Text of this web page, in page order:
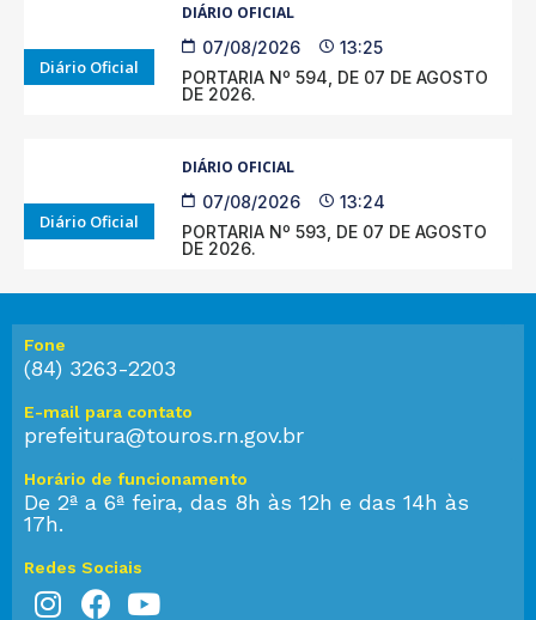
Diário Oficial
DIÁRIO OFICIAL
07/08/2026
13:25
PORTARIA Nº 594, DE 07 DE AGOSTO
DE 2026.
Diário Oficial
DIÁRIO OFICIAL
07/08/2026
13:24
PORTARIA Nº 593, DE 07 DE AGOSTO
DE 2026.
Fone
(84) 3263-2203
E-mail para contato
prefeitura@touros.rn.gov.br
Horário de funcionamento
De 2ª a 6ª feira, das 8h às 12h e das 14h às
17h.
Redes Sociais